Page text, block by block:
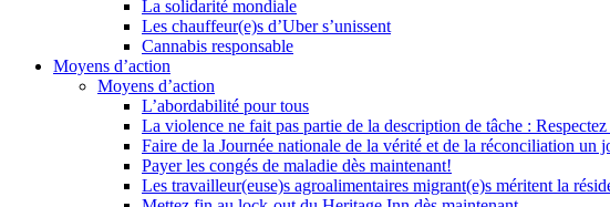
La solidarité mondiale
Les chauffeur(e)s d’Uber s’unissent
Cannabis responsable
Moyens d’action
Moyens d’action
L’abordabilité pour tous
La violence ne fait pas partie de la description de tâche :
Faire de la Journée nationale de la vérité et de la réconciliation un
Payer les congés de maladie dès maintenant!
Les travailleur(euse)s agroalimentaires migrant(e)s méritent la